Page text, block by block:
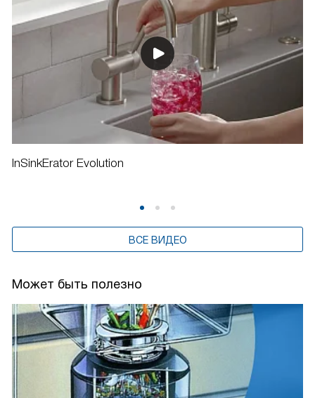
InSinkErator Evolution
ВСЕ ВИДЕО
Может быть полезно